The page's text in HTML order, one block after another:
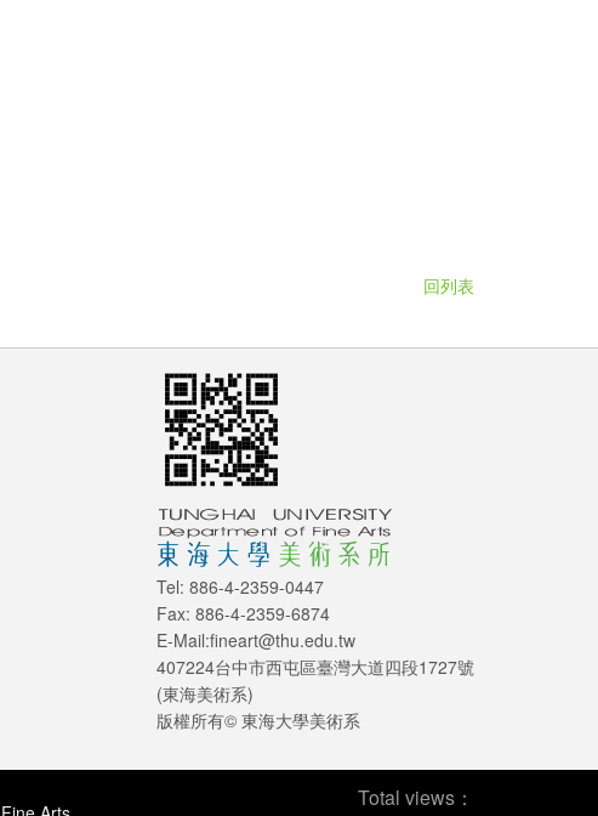
回列表
Tel: 886-4-2359-0447
Fax: 886-4-2359-6874
E-Mail:fineart@thu.edu.tw
407224台中市西屯區臺灣大道四段1727號
(東海美術系)
版權所有© 東海大學美術系
Total views：